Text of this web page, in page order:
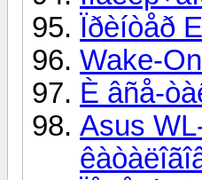
Ïðèíòåð
Wake-
È âñå-
Asus